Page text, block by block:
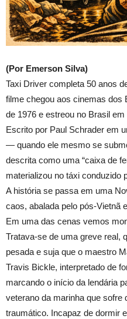
(Por Emerson Silva)
Taxi Driver completa 50 anos
filme chegou aos cinemas dos
de 1976 e estreou no Brasil
Escrito por Paul Schrader em
— quando ele mesmo se
descrita como uma “caixa de
materializou no táxi conduzido
A história se passa em uma
caos, abalada pelo pós-Vietnã
Em uma das cenas vemos
Tratava-se de uma greve real,
pesada e suja que o maestro
Travis Bickle, interpretado de
marcando o início da lendária
veterano da marinha que
traumático. Incapaz de dormir